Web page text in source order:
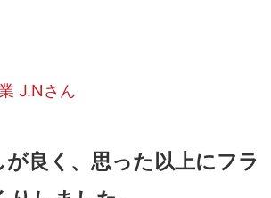
J.Nさん
良く、思った以上にフラ